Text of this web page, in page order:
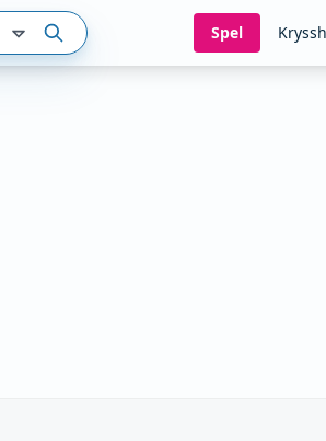
Spel